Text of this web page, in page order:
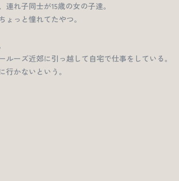
れ子同士が15歳の女の子達。
っと憧れてたやつ。
ーズ近郊に引っ越して自宅で仕事をしている。
かないという。